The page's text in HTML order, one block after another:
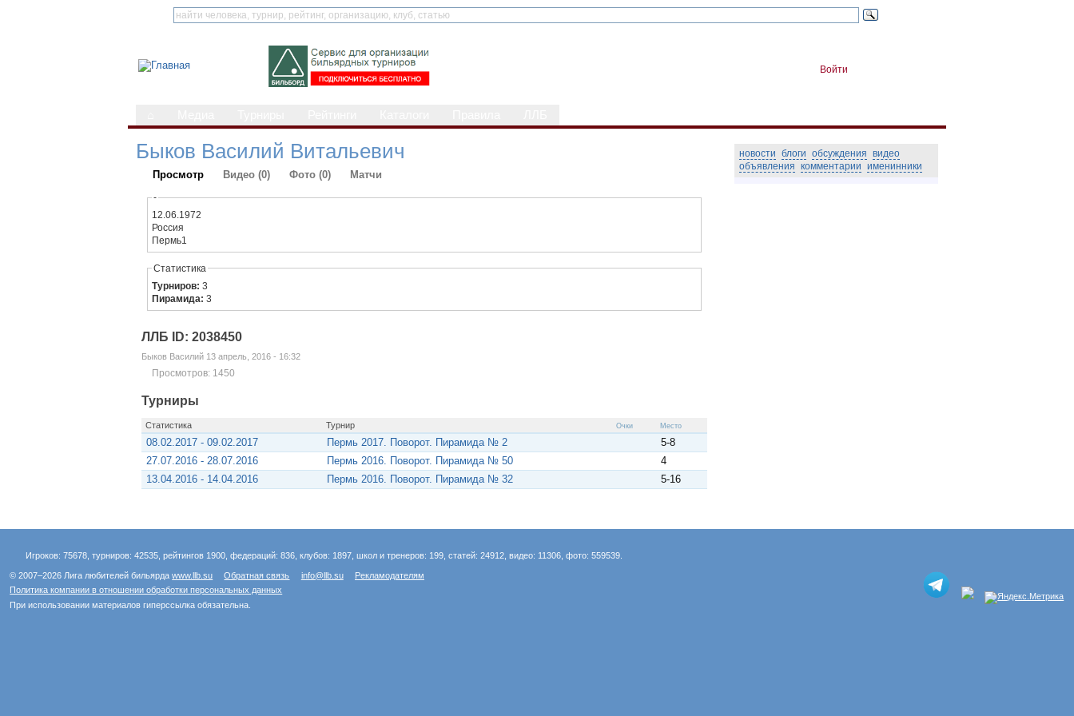
Войти
Быков Василий Витальевич
Просмотр Видео (0) Фото (0) Матчи
-
12.06.1972
Россия
Пермь1
Статистика
Турниров:3
Пирамида:3
ЛЛБ ID: 2038450
Быков Василий 13 апрель, 2016 - 16:32
Просмотров: 1450
Турниры
Статистика Турнир Очки Место
08.02.2017 - 09.02.2017 Пермь 2017. Поворот. Пирамида № 2
5-8
27.07.2016 - 28.07.2016
Пермь 2016. Поворот. Пирамида № 50
4
13.04.2016 - 14.04.2016
Пермь 2016. Поворот. Пирамида № 32 5-16
новости блоги обсуждения видео
объявления комментарии именинники
Игроков: 75678, турниров: 42535, рейтингов 1900, федераций: 836, клубов: 1897, школ и тренеров: 199, статей: 24912, видео: 11306, фото: 559539.
© 2007–2026 Лига любителей бильярдаwww.llb.su Обратная связь info@llb.su
Рекламодателям
Политика компании в отношении обработки персональных данных
При использовании материалов гиперссылка обязательна.